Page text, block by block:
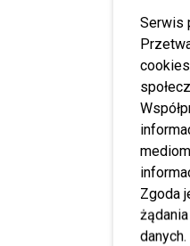
Serwis
Zgoda
danych.